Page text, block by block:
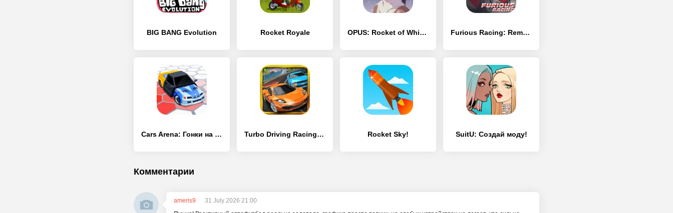
BIG BANG Evolution Rocket Royale OPUS: Rocket of Whispers Furious Racing: Remastered
Cars Arena: Гонки на машинах Turbo Driving Racing 3D Rocket Sky! SuitU: Создай моду!
Комментарии
ameris9
31 July 2026 21:00